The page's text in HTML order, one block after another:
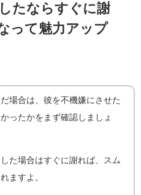
たならすぐに謝
って魅力アップ
場合は、彼を不機嫌にさせた
ったかをまず確認しましょ
た場合はすぐに謝れば、スム
ますよ。